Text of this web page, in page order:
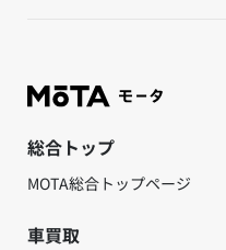
総合トップ
MOTA総合トップページ
車買取